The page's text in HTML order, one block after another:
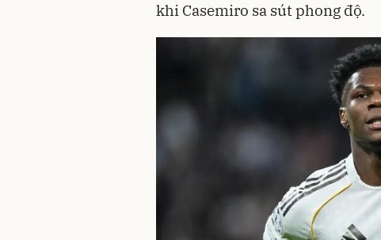
khi Casemiro sa sút phong độ.